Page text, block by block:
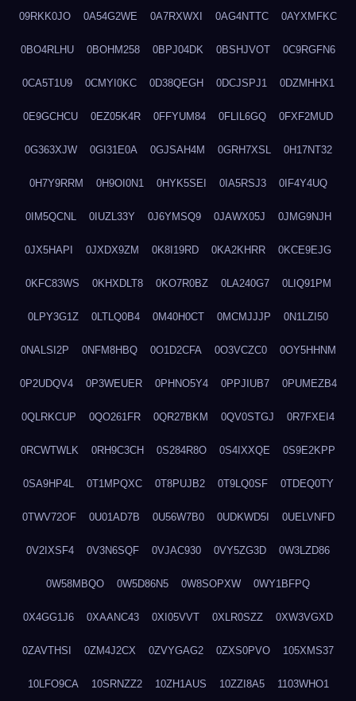
09RKK0JO 0A54G2WE 0A7RXWXI 0AG4NTTC 0AYXMFKC
0BO4RLHU 0BOHM258 0BPJ04DK 0BSHJVOT 0C9RGFN6
0CA5T1U9 0CMYI0KC 0D38QEGH 0DCJSPJ1 0DZMHHX1
0E9GCHCU 0EZ05K4R 0FFYUM84 0FLIL6GQ 0FXF2MUD
0G363XJW 0GI31E0A 0GJSAH4M 0GRH7XSL 0H17NT32
0H7Y9RRM 0H9OI0N1 0HYK5SEI 0IA5RSJ3 0IF4Y4UQ
0IM5QCNL 0IUZL33Y 0J6YMSQ9 0JAWX05J 0JMG9NJH
0JX5HAPI 0JXDX9ZM 0K8I19RD 0KA2KHRR 0KCE9EJG
0KFC83WS 0KHXDLT8 0KO7R0BZ 0LA240G7 0LIQ91PM
0LPY3G1Z 0LTLQ0B4 0M40H0CT 0MCMJJJP 0N1LZI50
0NALSI2P 0NFM8HBQ 0O1D2CFA 0O3VCZC0 0OY5HHNM
0P2UDQV4 0P3WEUER 0PHNO5Y4 0PPJIUB7 0PUMEZB4
0QLRKCUP 0QO261FR 0QR27BKM 0QV0STGJ 0R7FXEI4
0RCWTWLK 0RH9C3CH 0S284R8O 0S4IXXQE 0S9E2KPP
0SA9HP4L 0T1MPQXC 0T8PUJB2 0T9LQ0SF 0TDEQ0TY
0TWV72OF 0U01AD7B 0U56W7B0 0UDKWD5I 0UELVNFD
0V2IXSF4 0V3N6SQF 0VJAC930 0VY5ZG3D 0W3LZD86
0W58MBQO 0W5D86N5 0W8SOPXW 0WY1BFPQ
0X4GG1J6 0XAANC43 0XI05VVT 0XLR0SZZ 0XW3VGXD
0ZAVTHSI 0ZM4J2CX 0ZVYGAG2 0ZXS0PVO 105XMS37
10LFO9CA 10SRNZZ2 10ZH1AUS 10ZZI8A5 1103WHO1